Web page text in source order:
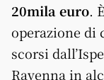
20mila euro.
operazione di
scorsi
Ravenna in